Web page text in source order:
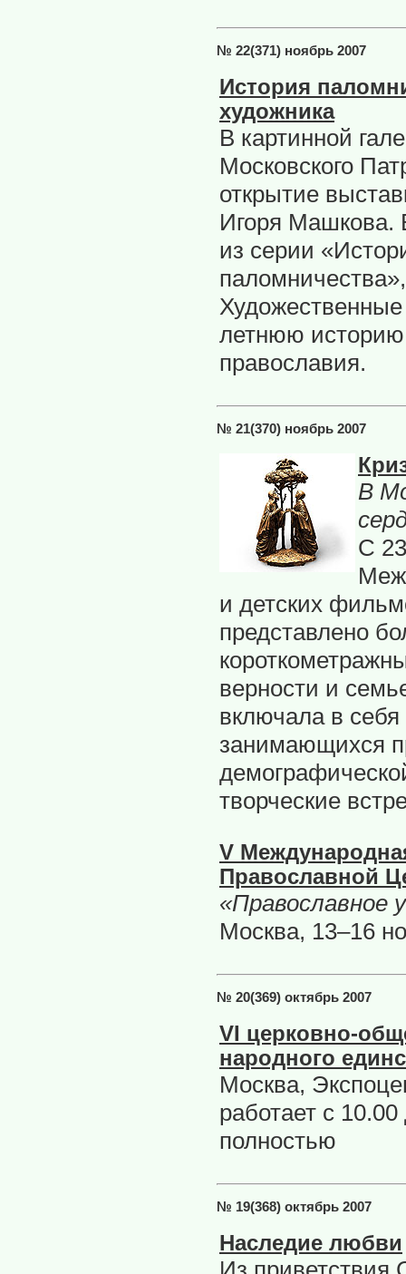
№ 22(371) ноябрь 2007
История
художника
В картинной
Московского
открытие
Игоря Машкова.
из серии
летнюю историю
православия.
№ 21(370) ноябрь 2007
В
С
и детских
представлено
верности и
включала в
занимающихся
творческие
V
Православной
«Православное
Москва, 13–16
№ 20(369) октябрь 2007
VI церковно-
народного
Москва,
работает с
полностью
№ 19(368) октябрь 2007
Наследие любви